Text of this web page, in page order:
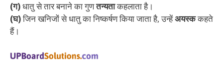
(ग)धातु से तार बनाने का गुणतन्यताकहलाता है।
(घ)जिन खनिजों से धातु का निष्कर्षण किया जाता है, उन्हेंअयस्ककहते
हैं।